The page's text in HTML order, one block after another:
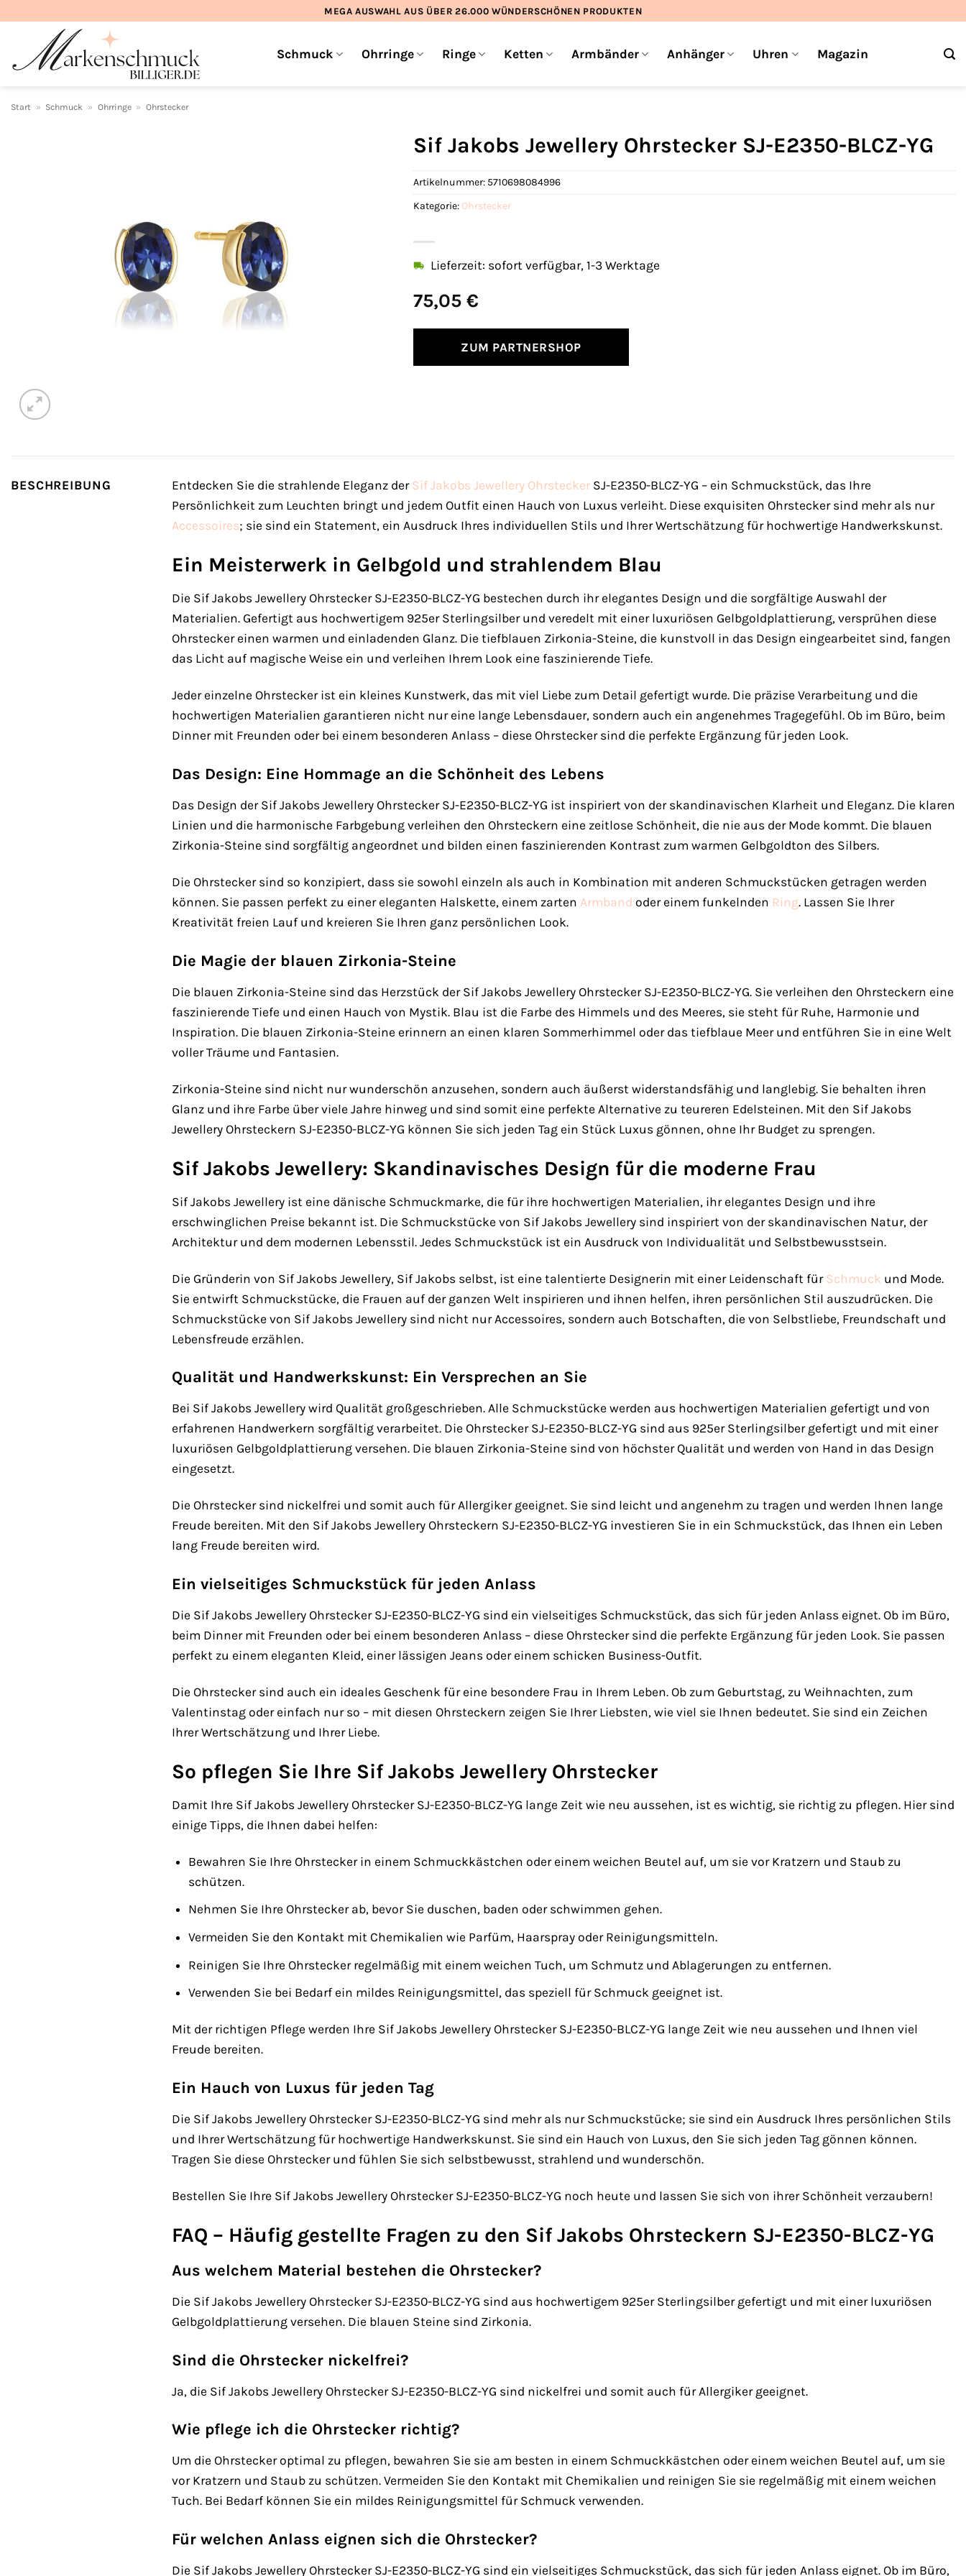
springen
MEGA AUSWAHL AUS ÜBER 26.000 WÜNDERSCHÖNEN PRODUKTEN
Schmuck Ohrringe Ringe Ketten Armbänder Anhänger Uhren Magazin
Start » Schmuck » Ohrringe » Ohrstecker
Sif Jakobs Jewellery Ohrstecker SJ-E2350-BLCZ-YG
75,05 €
Lieferzeit: sofort verfügbar, 1-3 Werktage
ZUM PARTNERSHOP
Artikelnummer: 5710698084996
Kategorie: Ohrstecker
BESCHREIBUNG Entdecken Sie die strahlende Eleganz der Sif Jakobs Jewellery Ohrstecker SJ-E2350-BLCZ-YG – ein Schmuckstück, das Ihre
Persönlichkeit zum Leuchten bringt und jedem Outfit einen Hauch von Luxus verleiht. Diese exquisiten Ohrstecker sind mehr als nur
Accessoires; sie sind ein Statement, ein Ausdruck Ihres individuellen Stils und Ihrer Wertschätzung für hochwertige Handwerkskunst.
Ein Meisterwerk in Gelbgold und strahlendem Blau
Die Sif Jakobs Jewellery Ohrstecker SJ-E2350-BLCZ-YG bestechen durch ihr elegantes Design und die sorgfältige Auswahl der
Materialien. Gefertigt aus hochwertigem 925er Sterlingsilber und veredelt mit einer luxuriösen Gelbgoldplattierung, versprühen diese
Ohrstecker einen warmen und einladenden Glanz. Die tiefblauen Zirkonia-Steine, die kunstvoll in das Design eingearbeitet sind, fangen
das Licht auf magische Weise ein und verleihen Ihrem Look eine faszinierende Tiefe.
Jeder einzelne Ohrstecker ist ein kleines Kunstwerk, das mit viel Liebe zum Detail gefertigt wurde. Die präzise Verarbeitung und die
hochwertigen Materialien garantieren nicht nur eine lange Lebensdauer, sondern auch ein angenehmes Tragegefühl. Ob im Büro, beim
Dinner mit Freunden oder bei einem besonderen Anlass – diese Ohrstecker sind die perfekte Ergänzung für jeden Look.
Das Design: Eine Hommage an die Schönheit des Lebens
Das Design der Sif Jakobs Jewellery Ohrstecker SJ-E2350-BLCZ-YG ist inspiriert von der skandinavischen Klarheit und Eleganz. Die klaren
Linien und die harmonische Farbgebung verleihen den Ohrsteckern eine zeitlose Schönheit, die nie aus der Mode kommt. Die blauen
Zirkonia-Steine sind sorgfältig angeordnet und bilden einen faszinierenden Kontrast zum warmen Gelbgoldton des Silbers.
Die Ohrstecker sind so konzipiert, dass sie sowohl einzeln als auch in Kombination mit anderen Schmuckstücken getragen werden
können. Sie passen perfekt zu einer eleganten Halskette, einem zarten Armband oder einem funkelnden Ring. Lassen Sie Ihrer
Kreativität freien Lauf und kreieren Sie Ihren ganz persönlichen Look.
Die Magie der blauen Zirkonia-Steine
Die blauen Zirkonia-Steine sind das Herzstück der Sif Jakobs Jewellery Ohrstecker SJ-E2350-BLCZ-YG. Sie verleihen den Ohrsteckern eine
faszinierende Tiefe und einen Hauch von Mystik. Blau ist die Farbe des Himmels und des Meeres, sie steht für Ruhe, Harmonie und
Inspiration. Die blauen Zirkonia-Steine erinnern an einen klaren Sommerhimmel oder das tiefblaue Meer und entführen Sie in eine Welt
voller Träume und Fantasien.
Zirkonia-Steine sind nicht nur wunderschön anzusehen, sondern auch äußerst widerstandsfähig und langlebig. Sie behalten ihren
Glanz und ihre Farbe über viele Jahre hinweg und sind somit eine perfekte Alternative zu teureren Edelsteinen. Mit den Sif Jakobs
Jewellery Ohrsteckern SJ-E2350-BLCZ-YG können Sie sich jeden Tag ein Stück Luxus gönnen, ohne Ihr Budget zu sprengen.
Sif Jakobs Jewellery: Skandinavisches Design für die moderne Frau
Sif Jakobs Jewellery ist eine dänische Schmuckmarke, die für ihre hochwertigen Materialien, ihr elegantes Design und ihre
erschwinglichen Preise bekannt ist. Die Schmuckstücke von Sif Jakobs Jewellery sind inspiriert von der skandinavischen Natur, der
Architektur und dem modernen Lebensstil. Jedes Schmuckstück ist ein Ausdruck von Individualität und Selbstbewusstsein.
Die Gründerin von Sif Jakobs Jewellery, Sif Jakobs selbst, ist eine talentierte Designerin mit einer Leidenschaft für Schmuck und Mode.
Sie entwirft Schmuckstücke, die Frauen auf der ganzen Welt inspirieren und ihnen helfen, ihren persönlichen Stil auszudrücken. Die
Schmuckstücke von Sif Jakobs Jewellery sind nicht nur Accessoires, sondern auch Botschaften, die von Selbstliebe, Freundschaft und
Lebensfreude erzählen.
Qualität und Handwerkskunst: Ein Versprechen an Sie
Bei Sif Jakobs Jewellery wird Qualität großgeschrieben. Alle Schmuckstücke werden aus hochwertigen Materialien gefertigt und von
erfahrenen Handwerkern sorgfältig verarbeitet. Die Ohrstecker SJ-E2350-BLCZ-YG sind aus 925er Sterlingsilber gefertigt und mit einer
luxuriösen Gelbgoldplattierung versehen. Die blauen Zirkonia-Steine sind von höchster Qualität und werden von Hand in das Design
eingesetzt.
Die Ohrstecker sind nickelfrei und somit auch für Allergiker geeignet. Sie sind leicht und angenehm zu tragen und werden Ihnen lange
Freude bereiten. Mit den Sif Jakobs Jewellery Ohrsteckern SJ-E2350-BLCZ-YG investieren Sie in ein Schmuckstück, das Ihnen ein Leben
lang Freude bereiten wird.
Ein vielseitiges Schmuckstück für jeden Anlass
Die Sif Jakobs Jewellery Ohrstecker SJ-E2350-BLCZ-YG sind ein vielseitiges Schmuckstück, das sich für jeden Anlass eignet. Ob im Büro,
beim Dinner mit Freunden oder bei einem besonderen Anlass – diese Ohrstecker sind die perfekte Ergänzung für jeden Look. Sie passen
perfekt zu einem eleganten Kleid, einer lässigen Jeans oder einem schicken Business-Outfit.
Die Ohrstecker sind auch ein ideales Geschenk für eine besondere Frau in Ihrem Leben. Ob zum Geburtstag, zu Weihnachten, zum
Valentinstag oder einfach nur so – mit diesen Ohrsteckern zeigen Sie Ihrer Liebsten, wie viel sie Ihnen bedeutet. Sie sind ein Zeichen
Ihrer Wertschätzung und Ihrer Liebe.
So pflegen Sie Ihre Sif Jakobs Jewellery Ohrstecker
Damit Ihre Sif Jakobs Jewellery Ohrstecker SJ-E2350-BLCZ-YG lange Zeit wie neu aussehen, ist es wichtig, sie richtig zu pflegen. Hier sind
einige Tipps, die Ihnen dabei helfen:
Bewahren Sie Ihre Ohrstecker in einem Schmuckkästchen oder einem weichen Beutel auf, um sie vor Kratzern und Staub zu
schützen.
Nehmen Sie Ihre Ohrstecker ab, bevor Sie duschen, baden oder schwimmen gehen.
Vermeiden Sie den Kontakt mit Chemikalien wie Parfüm, Haarspray oder Reinigungsmitteln.
Reinigen Sie Ihre Ohrstecker regelmäßig mit einem weichen Tuch, um Schmutz und Ablagerungen zu entfernen.
Verwenden Sie bei Bedarf ein mildes Reinigungsmittel, das speziell für Schmuck geeignet ist.
Mit der richtigen Pflege werden Ihre Sif Jakobs Jewellery Ohrstecker SJ-E2350-BLCZ-YG lange Zeit wie neu aussehen und Ihnen viel
Freude bereiten.
Ein Hauch von Luxus für jeden Tag
Die Sif Jakobs Jewellery Ohrstecker SJ-E2350-BLCZ-YG sind mehr als nur Schmuckstücke; sie sind ein Ausdruck Ihres persönlichen Stils
und Ihrer Wertschätzung für hochwertige Handwerkskunst. Sie sind ein Hauch von Luxus, den Sie sich jeden Tag gönnen können.
Tragen Sie diese Ohrstecker und fühlen Sie sich selbstbewusst, strahlend und wunderschön.
Bestellen Sie Ihre Sif Jakobs Jewellery Ohrstecker SJ-E2350-BLCZ-YG noch heute und lassen Sie sich von ihrer Schönheit verzaubern!
FAQ – Häufig gestellte Fragen zu den Sif Jakobs Ohrsteckern SJ-E2350-BLCZ-YG
Aus welchem Material bestehen die Ohrstecker?
Die Sif Jakobs Jewellery Ohrstecker SJ-E2350-BLCZ-YG sind aus hochwertigem 925er Sterlingsilber gefertigt und mit einer luxuriösen
Gelbgoldplattierung versehen. Die blauen Steine sind Zirkonia.
Sind die Ohrstecker nickelfrei?
Ja, die Sif Jakobs Jewellery Ohrstecker SJ-E2350-BLCZ-YG sind nickelfrei und somit auch für Allergiker geeignet.
Wie pflege ich die Ohrstecker richtig?
Um die Ohrstecker optimal zu pflegen, bewahren Sie sie am besten in einem Schmuckkästchen oder einem weichen Beutel auf, um sie
vor Kratzern und Staub zu schützen. Vermeiden Sie den Kontakt mit Chemikalien und reinigen Sie sie regelmäßig mit einem weichen
Tuch. Bei Bedarf können Sie ein mildes Reinigungsmittel für Schmuck verwenden.
Für welchen Anlass eignen sich die Ohrstecker?
Die Sif Jakobs Jewellery Ohrstecker SJ-E2350-BLCZ-YG sind ein vielseitiges Schmuckstück, das sich für jeden Anlass eignet. Ob im Büro,